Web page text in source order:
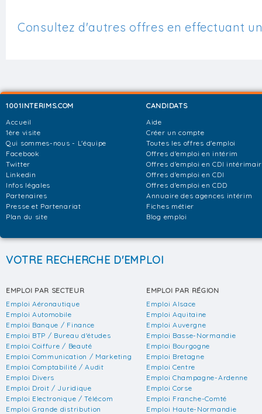
Consultez d'autres offres en effectuant
1001INTERIMS.COM
Accueil
1ère visite
Qui sommes-nous - L'équipe
Facebook
Twitter
Linkedin
Infos légales
Partenaires
Presse et Partenariat
Plan du site
CANDIDATS
Aide
Créer un compte
Toutes les offres d'emploi
Offres d'emploi en intérim
Offres d'emploi en CDI
Offres d'emploi en CDI
Offres d'emploi en CDD
Annuaire des agences intérim
Fiches métier
Blog emploi
VOTRE RECHERCHE D'EMPLOI
EMPLOI PAR SECTEUR
Emploi Aéronautique
Emploi Automobile
Emploi Banque / Finance
Emploi BTP / Bureau d'études
Emploi Coiffure / Beauté
Emploi Communication / Marketing
Emploi Comptabilité / Audit
Emploi Divers
Emploi Droit / Juridique
Emploi Electronique / Télécom
Emploi Grande distribution
EMPLOI PAR RÉGION
Emploi Alsace
Emploi Aquitaine
Emploi Auvergne
Emploi Basse-Normandie
Emploi Bourgogne
Emploi Bretagne
Emploi Centre
Emploi Champagne-Ardenne
Emploi Corse
Emploi Franche-Comté
Emploi Haute-Normandie